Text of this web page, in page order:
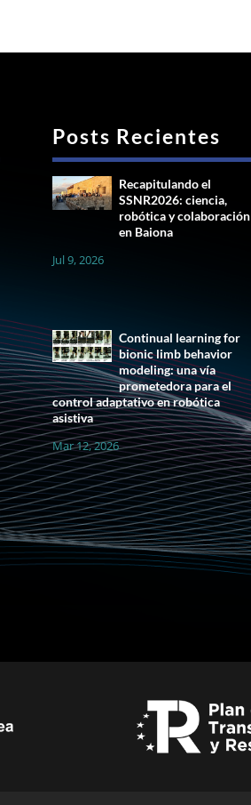
Posts Recientes
Recapitulando el
SSNR2026: ciencia,
robótica y colaboración
en Baiona
Jul 9, 2026
Continual learning for
bionic limb behavior
modeling: una vía
prometedora para el
control adaptativo en robótica
asistiva
Mar 12, 2026